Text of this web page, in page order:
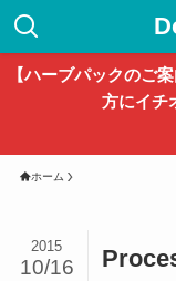
【ハーブパックのご
方にイチ
ホーム
2015
10/16